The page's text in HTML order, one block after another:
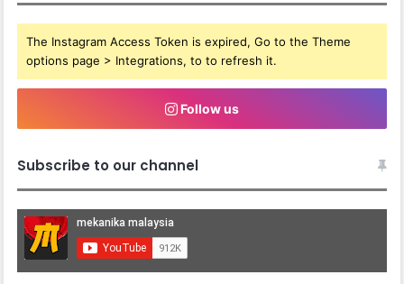
The Instagram Access Token is expired, Go to the Theme
options page > Integrations, to to refresh it.
Follow us
Subscribe to our channel